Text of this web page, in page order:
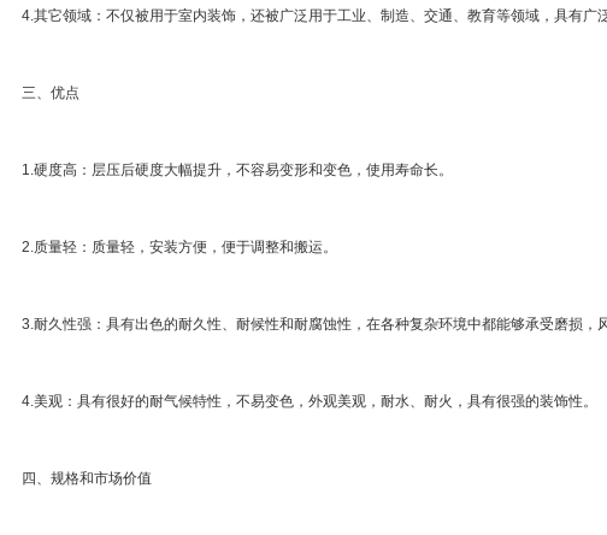
4.其它领域：不仅被用于室内装饰，还被广泛用于工业、制造、交通、教育等领域，具有广泛
三、优点
1.硬度高：层压后硬度大幅提升，不容易变形和变色，使用寿命长。
2.质量轻：质量轻，安装方便，便于调整和搬运。
3.耐久性强：具有出色的耐久性、耐候性和耐腐蚀性，在各种复杂环境中都能够承受磨损，
4.美观：具有很好的耐气候特性，不易变色，外观美观，耐水、耐火，具有很强的装饰性。
四、规格和市场价值